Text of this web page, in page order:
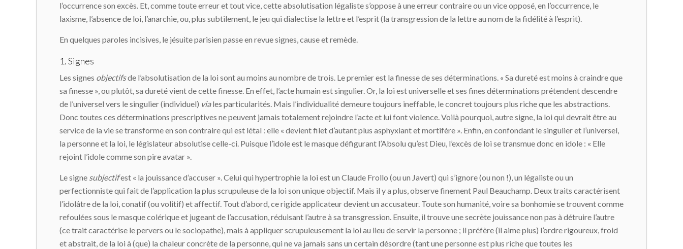
l’occurrence son excès. Et, comme toute erreur et tout vice, cette absolutisation légaliste s’oppose à une erreur contraire ou un vice opposé, en l’occurrence, le
laxisme, l’absence de loi, l’anarchie, ou, plus subtilement, le jeu qui dialectise la lettre et l’esprit (la transgression de la lettre au nom de la fidélité à l’esprit).
En quelques paroles incisives, le jésuite parisien passe en revue signes, cause et remède.
1. Signes
Les signes objectifsde l’absolutisation de la loi sont au moins au nombre de trois. Le premier est la finesse de ses déterminations. « Sa dureté est moins à craindre que
sa finesse », ou plutôt, sa dureté vient de cette finesse. En effet, l’acte humain est singulier. Or, la loi est universelle et ses fines déterminations prétendent descendre
de l’universel vers le singulier (individuel) viales particularités. Mais l’individualité demeure toujours ineffable, le concret toujours plus riche que les abstractions.
Donc toutes ces déterminations prescriptives ne peuvent jamais totalement rejoindre l’acte et lui font violence. Voilà pourquoi, autre signe, la loi qui devrait être au
service de la vie se transforme en son contraire qui est létal : elle « devient filet d’autant plus asphyxiant et mortifère ». Enfin, en confondant le singulier et l’universel,
la personne et la loi, le législateur absolutise celle-ci. Puisque l’idole est le masque défigurant l’Absolu qu’est Dieu, l’excès de loi se transmue donc en idole : « Elle
rejoint l’idole comme son pire avatar ».
Le signe subjectifest « la jouissance d’accuser ». Celui qui hypertrophie la loi est un Claude Frollo (ou un Javert) qui s’ignore (ou non !), un légaliste ou un
perfectionniste qui fait de l’application la plus scrupuleuse de la loi son unique objectif. Mais il y a plus, observe finement Paul Beauchamp. Deux traits caractérisent
l’idolâtre de la loi, conatif (ou volitif) et affectif. Tout d’abord, ce rigide applicateur devient un accusateur. Toute son humanité, voire sa bonhomie se trouvent comme
refoulées sous le masque colérique et jugeant de l’accusation, réduisant l’autre à sa transgression. Ensuite, il trouve une secrète jouissance non pas à détruire l’autre
(ce trait caractérise le pervers ou le sociopathe), mais à appliquer scrupuleusement la loi au lieu de servir la personne ; il préfère (il aime plus) l’ordre rigoureux, froid
et abstrait, de la loi à (que) la chaleur concrète de la personne, qui ne va jamais sans un certain désordre (tant une personne est plus riche que toutes les